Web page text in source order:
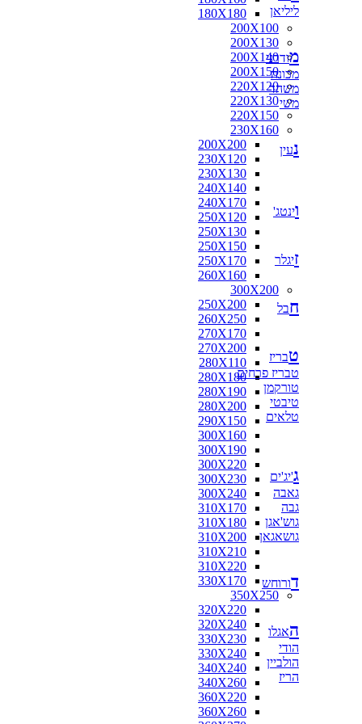
180X180
200X100
200X130
200X140
200X150
220X120
220X130
220X150
230X160
200X200
230X120
230X130
240X140
240X170
250X120
250X130
250X150
250X170
260X160
300X200
250X200
260X250
270X170
270X200
280X110
280X180
280X190
280X200
290X150
300X160
300X190
300X220
300X230
300X240
310X170
310X180
310X200
310X210
310X220
330X170
350X250
320X220
320X240
330X230
330X240
340X240
340X260
360X220
360X260
ליליאן
מודרני
מכונה
משהד
משי
נעין
וינטג'
זיגלר
חבל
טבריז
טבריז פרחים
טורקמן
טיבטי
טלאים
ג'יג'ים
גאבה
גבה
גוש'אגן
גושאגאן
דורוחש
האגלו
הודי
הולביין
הריז